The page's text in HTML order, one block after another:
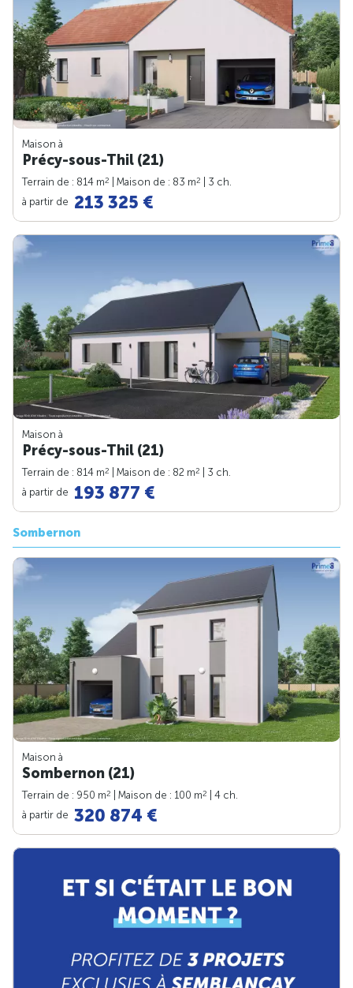
Maison à
Précy-sous-Thil (21)
Terrain de : 814 m2 | Maison de : 83 m2
| 3 ch.
à partir de 213 325 €
Maison à
Précy-sous-Thil (21)
Terrain de : 814 m2 | Maison de : 82 m2
| 3 ch.
à partir de 193 877 €
Sombernon
Maison à
Sombernon (21)
Terrain de : 950 m2 | Maison de : 100 m2
| 4 ch.
à partir de 320 874 €